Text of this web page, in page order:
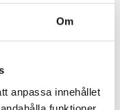
Om
anpassa innehållet
funktioner
talet. Det är
för